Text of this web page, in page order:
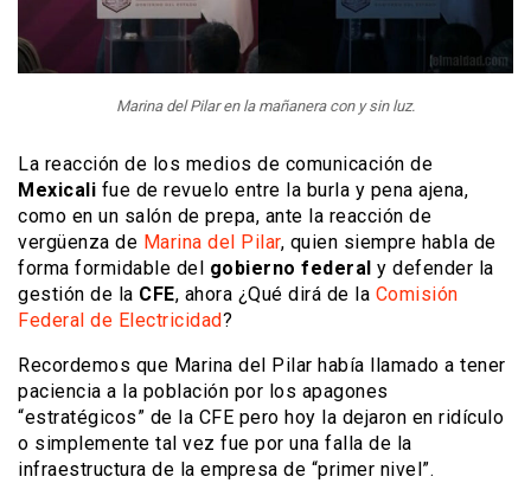
Marina del Pilar en la mañanera con y sin luz.
La reacción de los medios de comunicación de
Mexicali fue de revuelo entre la burla y pena ajena,
como en un salón de prepa, ante la reacción de
vergüenza de Marina del Pilar, quien siempre habla de
forma formidable del gobierno federal y defender la
gestión de la CFE, ahora ¿Qué dirá de la Comisión
Federal de Electricidad?
Recordemos que Marina del Pilar había llamado a tener
paciencia a la población por los apagones
“estratégicos” de la CFE pero hoy la dejaron en ridículo
o simplemente tal vez fue por una falla de la
infraestructura de la empresa de “primer nivel”.